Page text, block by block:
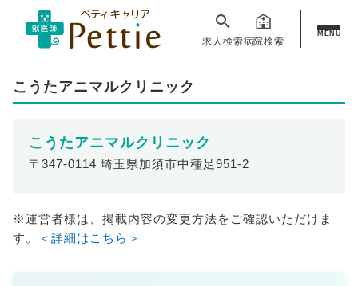
求人検索病院検索
MENU
こうたアニマルクリニック
こうたアニマルクリニック
〒347-0114 埼玉県加須市中種足951-2
※運営者様は、掲載内容の変更方法をご確認いただけま
す。
＜詳細はこちら＞